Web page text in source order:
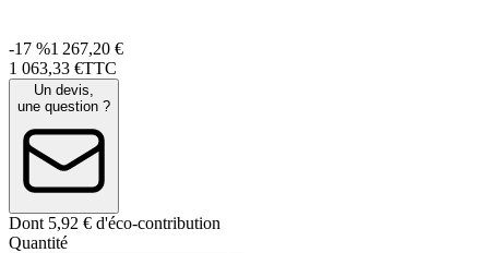
-17 %1 267,20 €
1 063,33 €TTC
Un devis,
une question ?
Dont 5,92 € d'éco-contribution
Quantité